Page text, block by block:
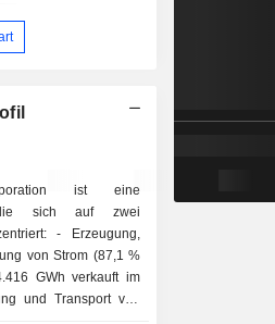
ist eine
die sich auf zwei
Erzeugung,
von Strom (87,1 %
GWh verkauft im